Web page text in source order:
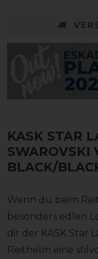
KASK STAR
SWAROVSKI
BLACK/
Wenn du beim
besonders edlen
dir der KASK Star
Reithelm eine